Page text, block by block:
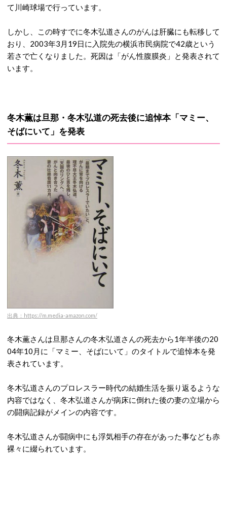
て川崎球場で行っています。
しかし、この時すでに冬木弘道さんのがんは肝臓にも転移して
おり、2003年3月19日に入院先の横浜市民病院で42歳という
若さで亡くなりました。死因は「がん性腹膜炎」と発表されて
います。
冬木薫は旦那・冬木弘道の死去後に追悼本「マミー、
そばにいて」を発表
出典：https://m.media-amazon.com/
冬木薫さんは旦那さんの冬木弘道さんの死去から1年半後の20
04年10月に「マミー、そばにいて」のタイトルで追悼本を発
表されています。
冬木弘道さんのプロレスラー時代の結婚生活を振り返るような
内容ではなく、冬木弘道さんが病床に倒れた後の妻の立場から
の闘病記録がメインの内容です。
冬木弘道さんが闘病中にも浮気相手の存在があった事なども赤
裸々に綴られています。